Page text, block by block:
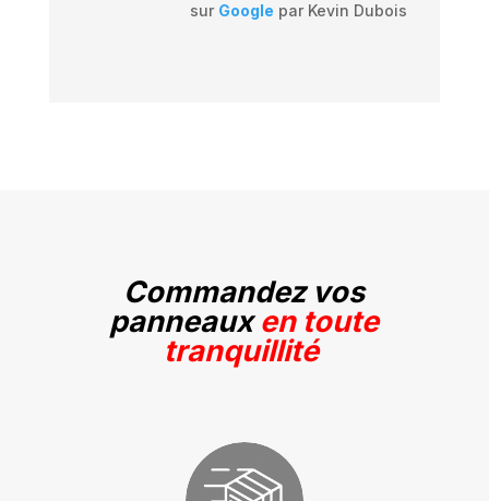
sur Google par Kevin Dubois
Commandez vos
panneaux en toute
tranquillité